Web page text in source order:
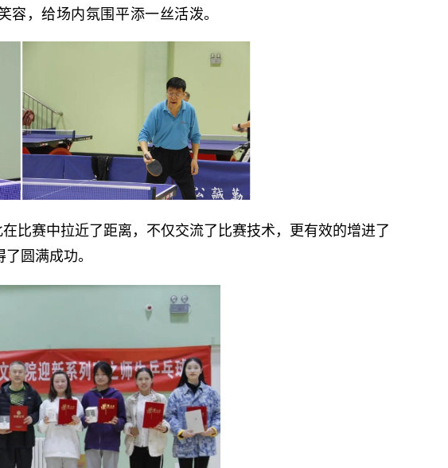
容，给场内氛围平添一丝活泼。
比赛中拉近了距离，不仅交流了比赛技术，更有效的增进了
圆满成功。